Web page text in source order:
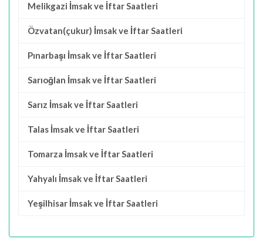
Melikgazi İmsak ve İftar Saatleri
Özvatan(çukur) İmsak ve İftar Saatleri
Pınarbaşı İmsak ve İftar Saatleri
Sarıoğlan İmsak ve İftar Saatleri
Sarız İmsak ve İftar Saatleri
Talas İmsak ve İftar Saatleri
Tomarza İmsak ve İftar Saatleri
Yahyalı İmsak ve İftar Saatleri
Yeşilhisar İmsak ve İftar Saatleri